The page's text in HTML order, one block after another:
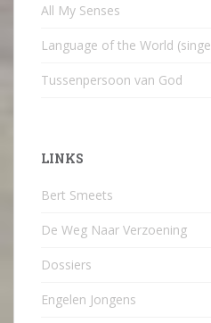
All My Senses
Language of the World
Tussenpersoon van God
LINKS
Bert Smeets
De Weg Naar Verzoening
Dossiers
Engelen Jongens